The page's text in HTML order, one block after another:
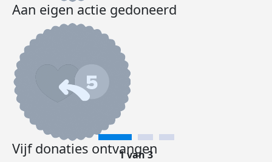
Aan eigen actie gedoneerd
Vijf donaties ontvangen
1 van 3